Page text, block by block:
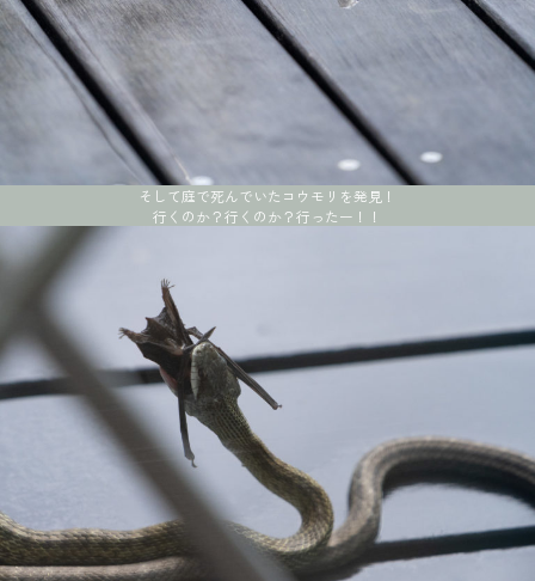
そして庭で死んでいたコウモリを発見！
行くのか？行くのか？行ったー！！